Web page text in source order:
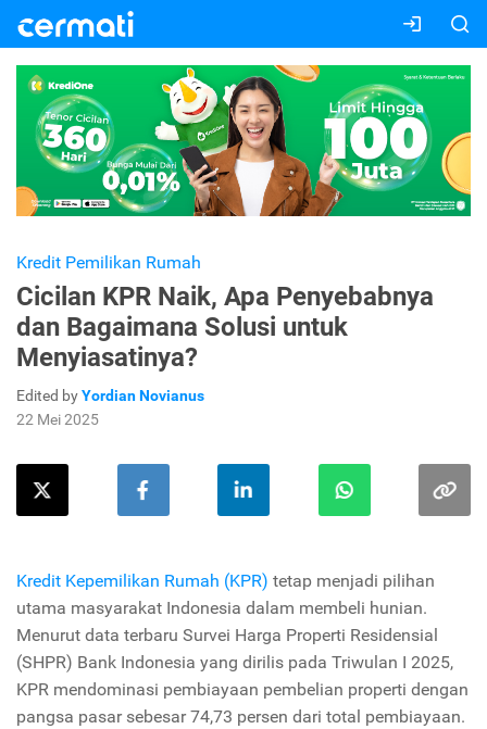
Kredit Pemilikan Rumah
Cicilan KPR Naik, Apa Penyebabnya
dan Bagaimana Solusi untuk
Menyiasatinya?
Edited byYordian Novianus
22 Mei 2025
Kredit Kepemilikan Rumah (KPR) tetap menjadi pilihan
utama masyarakat Indonesia dalam membeli hunian.
Menurut data terbaru Survei Harga Properti Residensial
(SHPR) Bank Indonesia yang dirilis pada Triwulan I 2025,
KPR mendominasi pembiayaan pembelian properti dengan
pangsa pasar sebesar 74,73 persen dari total pembiayaan.